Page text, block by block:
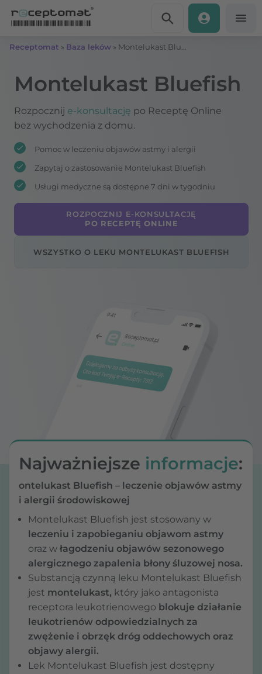
Receptomat » Baza leków »
Montelukast Bluefish
Rozpocznij e-konsultację po Receptę Online
bez wychodzenia z domu.
Pomoc w leczeniu objawów astmy i alergii
Zapytaj o zastosowanie Montelukast Bluefish
Usługi medyczne są dostępne 7 dni w tygodniu
ROZPOCZNIJ E-KONSULTACJĘ
PO RECEPTĘ ONLINE
WSZYSTKO O LEKU MONTELUKAST BLUEFISH
Najważniejsze informacje:
ontelukast Bluefish – leczenie objawów astmy
i alergii środowiskowej
Montelukast Bluefish jest stosowany w
leczeniu i zapobieganiu objawom astmy
oraz w łagodzeniu objawów sezonowego
alergicznego zapalenia błony śluzowej nosa.
Substancją czynną leku Montelukast Bluefish
jest montelukast, który jako antagonista
receptora leukotrienowego blokuje działanie
leukotrienów odpowiedzialnych za
zwężenie i obrzęk dróg oddechowych oraz
objawy alergii.
Lek Montelukast Bluefish jest dostępny